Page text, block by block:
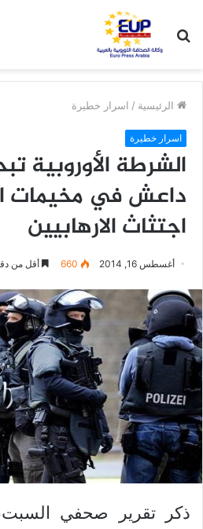
عن
الرئيسية / اسرار خطيرة
اسرار خطيرة
الشرطة الأوروبية
داعش في مخيمات
اجتثاث الارهابيين
أغسطس 16, 2014 660 أقل من
ذكر تقرير صحفي